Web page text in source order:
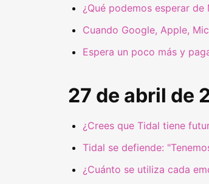
¿Qué podemos esperar
Cuando Google, Apple,
Espera un poco más y
27 de abril de
¿Crees que Tidal tiene
Tidal se defiende:
¿Cuánto se utiliza cada